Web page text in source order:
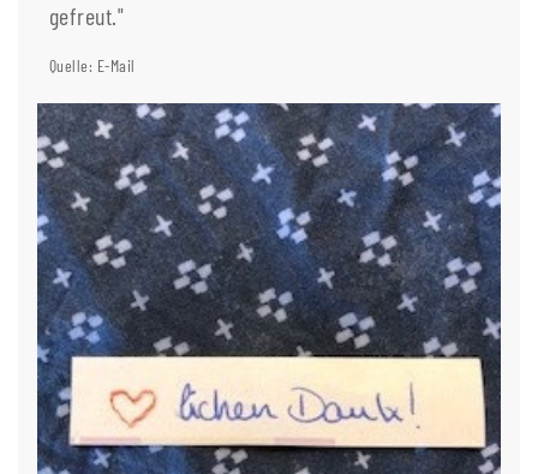
gefreut."
Quelle: E-Mail